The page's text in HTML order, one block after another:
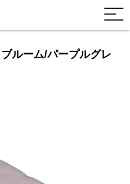
ルーム/パープルグレ